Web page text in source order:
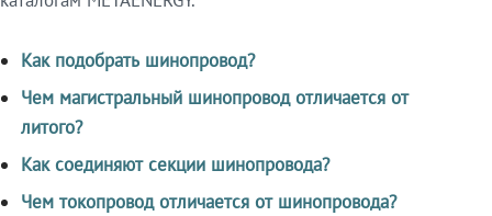
Как подобрать шинопровод?
Чем магистральный шинопровод отличается от
литого?
Как соединяют секции шинопровода?
Чем токопровод отличается от шинопровода?